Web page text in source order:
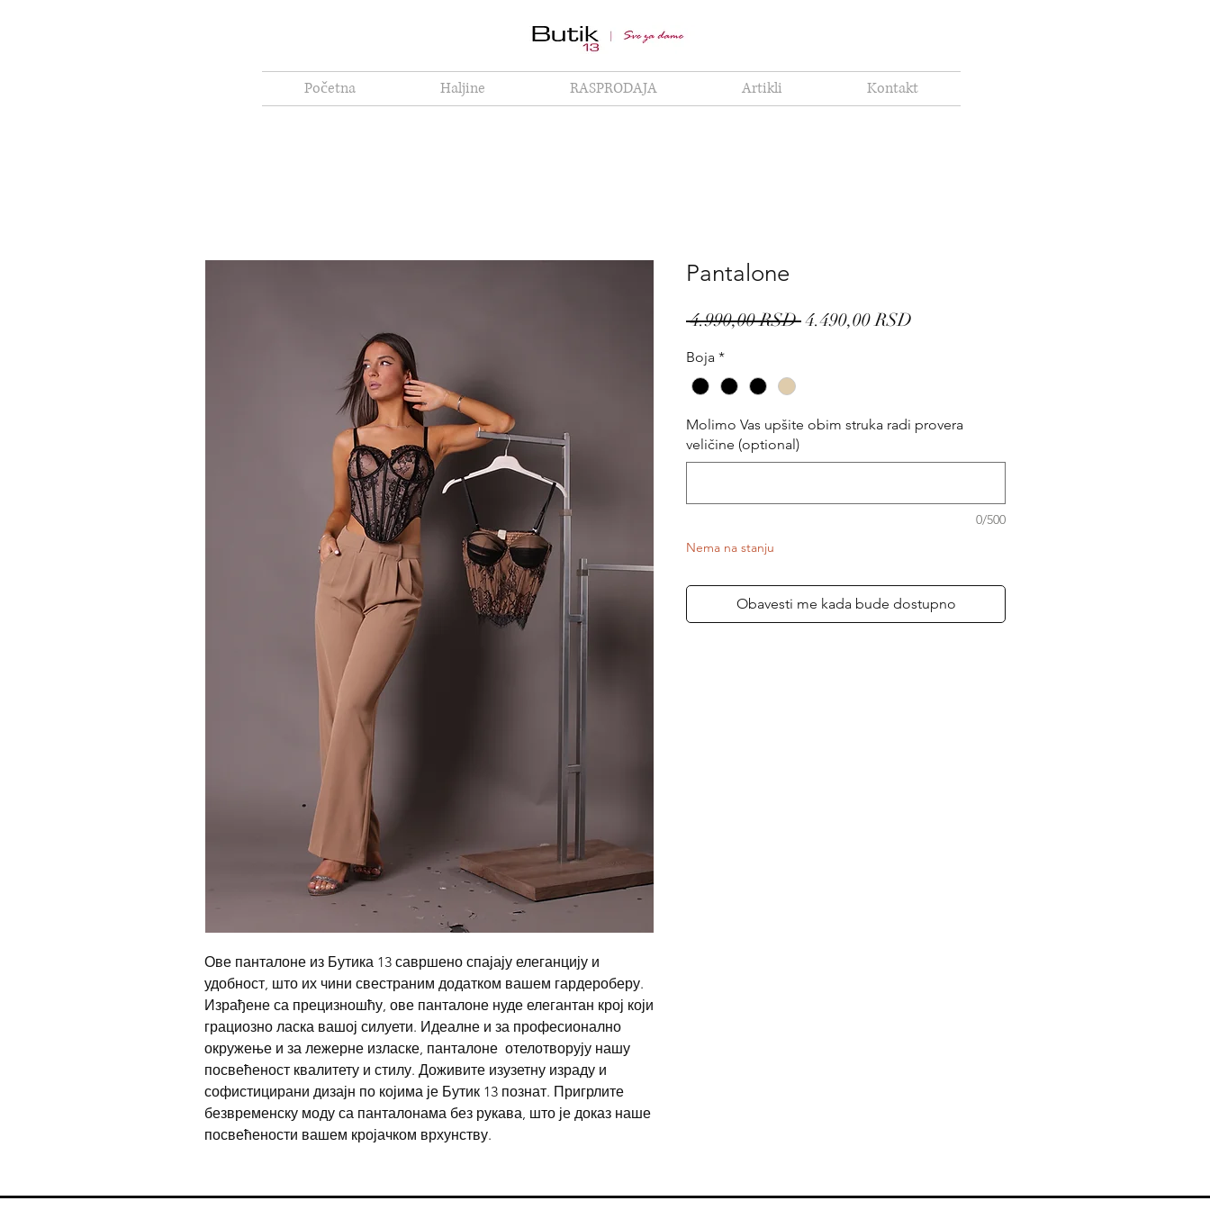
Početna Haljine RASPRODAJA Artikli Kontakt
Ове панталоне из Бутика 13 савршено спајају елеганцију и
удобност, што их чини свестраним додатком вашем гардероберу.
Израђене са прецизношћу, ове панталоне нуде елегантан крој који
грациозно ласка вашој силуети. Идеалне и за професионално
окружење и за лежерне изласке, панталоне отелотворују нашу
посвећеност квалитету и стилу. Доживите изузетну израду и
софистицирани дизајн по којима је Бутик 13 познат. Пригрлите
безвременску моду са панталонама без рукава, што је доказ наше
посвећености вашем кројачком врхунству.
Pantalone
4.990,00 RSD Regular
4.490,00 RSD
Boja *
Molimo Vas upšite obim struka radi provera
veličine (optional)
0/500
Nema na stanju
Obavesti me kada bude dostupno